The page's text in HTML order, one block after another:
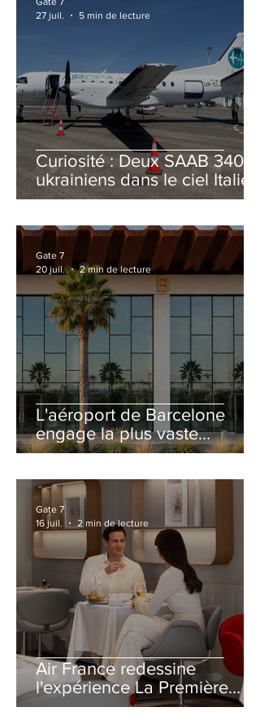
Curiosité : Deux SAAB 340B
ukrainiens dans le ciel Italien
cet été
27 juil.
5 min de lecture
L'aéroport de Barcelone
engage la plus vaste
rénovation de son Terminal
Gate 7
20 juil.
2 min de lecture
Air France redessine
l'expérience La Première
avec un salon entièrement
Gate 7
16 juil.
2 min de lecture